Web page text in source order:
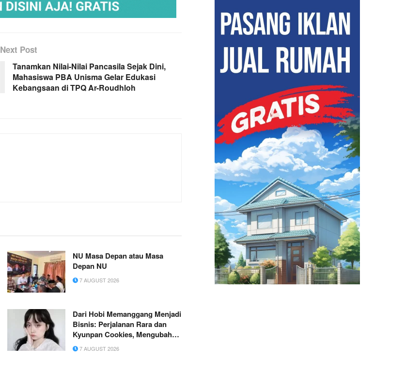
Next Post
Tanamkan Nilai-Nilai Pancasila Sejak Dini,
Mahasiswa PBA Unisma Gelar Edukasi
Kebangsaan di TPQ Ar-Roudhloh
NU Masa Depan atau Masa
Depan NU
7 AUGUST 2026
Dari Hobi Memanggang Menjadi
Bisnis: Perjalanan Rara dan
Kyunpan Cookies, Mengubah
Kegemaran Rumahan Menjadi
Usaha Penuh Inspirasi
7 AUGUST 2026